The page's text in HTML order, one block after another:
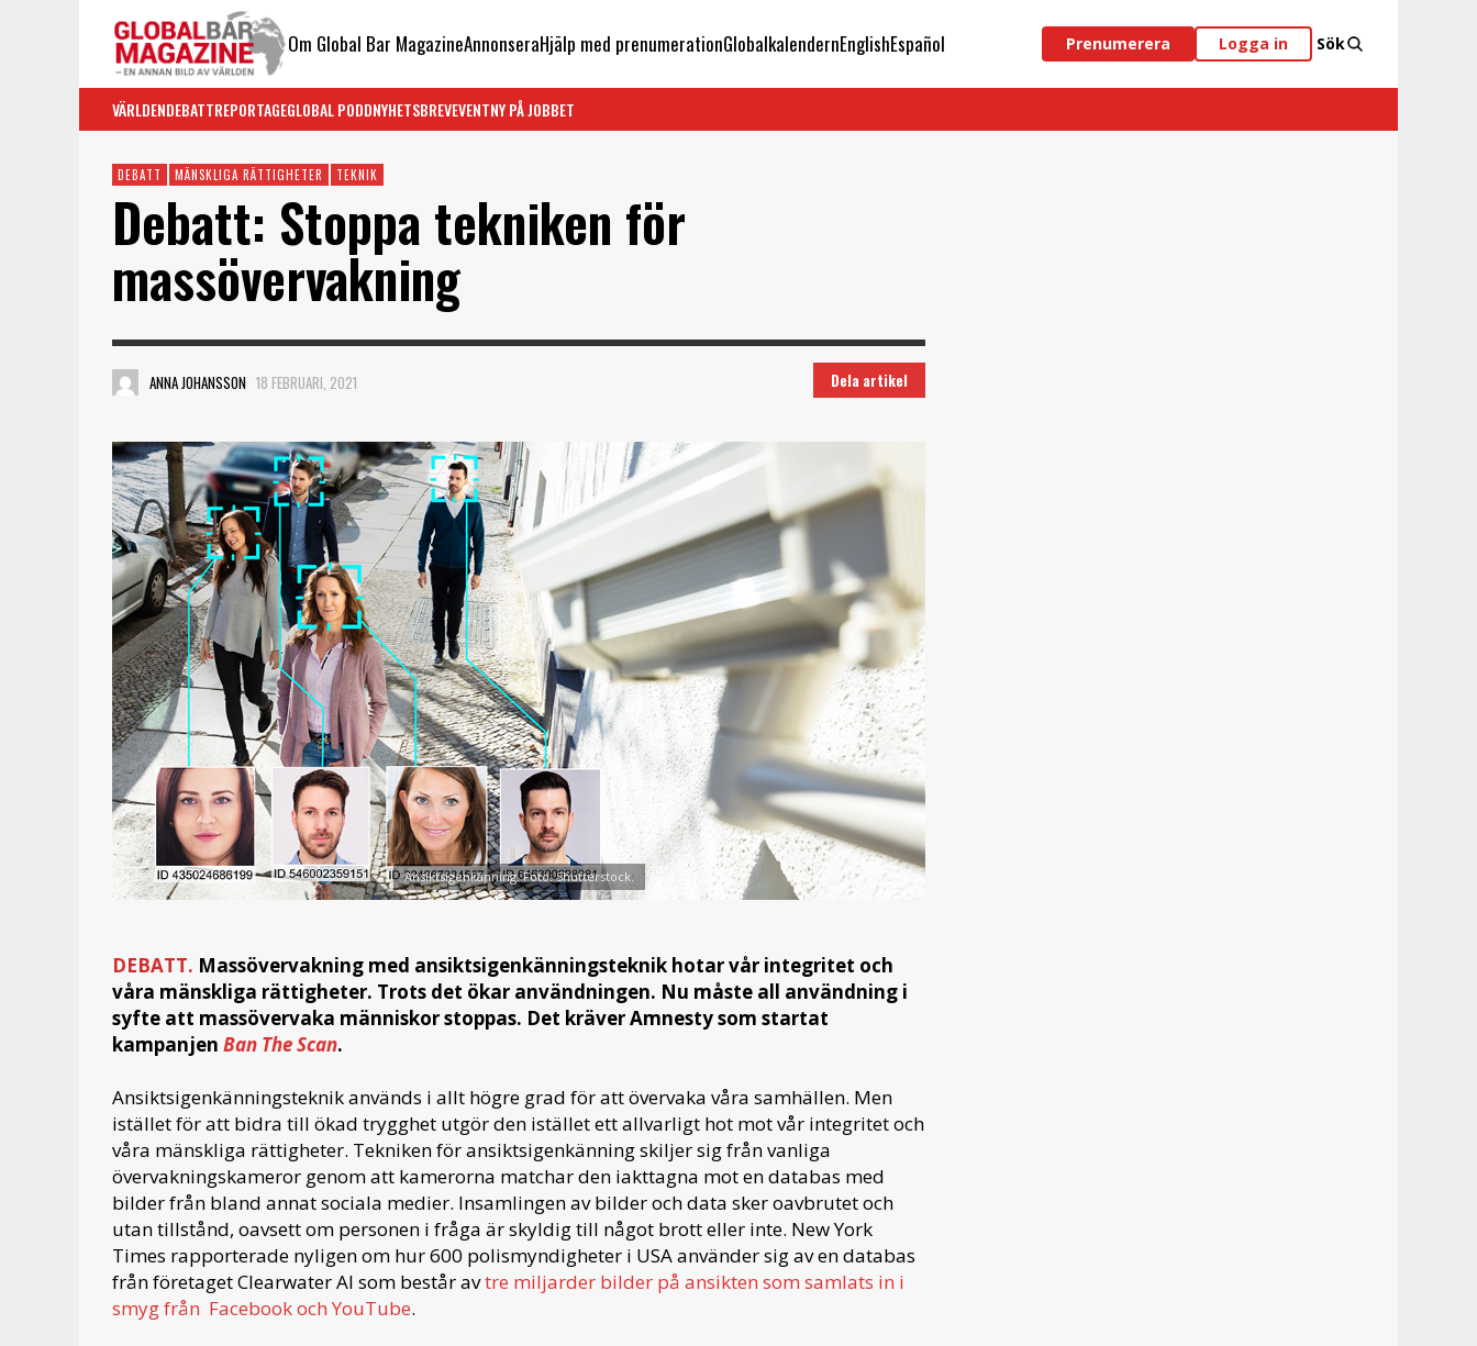
Om Global Bar MagazineAnnonseraHjälp med prenumerationGlobalkalendernEnglishEspañol Prenumerera Logga in Sök
VÄRLDENDEBATTREPORTAGEGLOBAL PODDNYHETSBREVEVENTNY PÅ JOBBET
DEBATT MÄNSKLIGA RÄTTIGHETER TEKNIK
Debatt: Stoppa tekniken för
massövervakning
ANNA JOHANSSON 18 FEBRUARI, 2021 Dela artikel
Ansiktsigenkänning. Foto: Shutterstock.
DEBATT. Massövervakning med ansiktsigenkänningsteknik hotar vår integritet och
våra mänskliga rättigheter. Trots det ökar användningen. Nu måste all användning i
syfte att massövervaka människor stoppas. Det kräver Amnesty som startat
kampanjen Ban The Scan.
Ansiktsigenkänningsteknik används i allt högre grad för att övervaka våra samhällen. Men
istället för att bidra till ökad trygghet utgör den istället ett allvarligt hot mot vår integritet och
våra mänskliga rättigheter. Tekniken för ansiktsigenkänning skiljer sig från vanliga
övervakningskameror genom att kamerorna matchar den iakttagna mot en databas med
bilder från bland annat sociala medier. Insamlingen av bilder och data sker oavbrutet och
utan tillstånd, oavsett om personen i fråga är skyldig till något brott eller inte. New York
Times rapporterade nyligen om hur 600 polismyndigheter i USA använder sig av en databas
från företaget Clearwater AI som består avtre miljarder bilder på ansikten som samlats in i
smyg från Facebook och YouTube.